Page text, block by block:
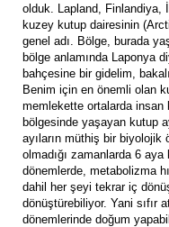
olduk. Lapland, Finlandiya,
kuzey kutup dairesinin
genel adı. Bölge, burada
bölge anlamında Laponya
bahçesine bir gidelim,
Benim için en önemli olan
memlekette ortalarda insan
bölgesinde yaşayan kutup
ayıların müthiş bir biyolojik
olmadığı zamanlarda 6
dönemlerde, metabolizma
dahil her şeyi tekrar iç
dönüştürebiliyor. Yani sıfır
dönemlerinde doğum